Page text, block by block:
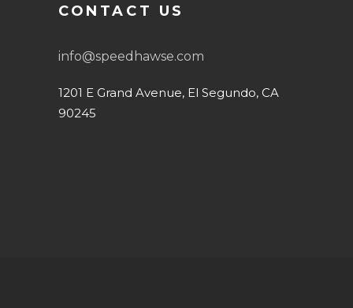
CONTACT US
info@speedhawse.com
1201 E Grand Avenue, El Segundo, CA
90245